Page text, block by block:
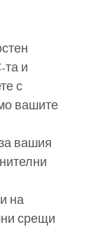
та и
с
вашите
вашия
на
срещи